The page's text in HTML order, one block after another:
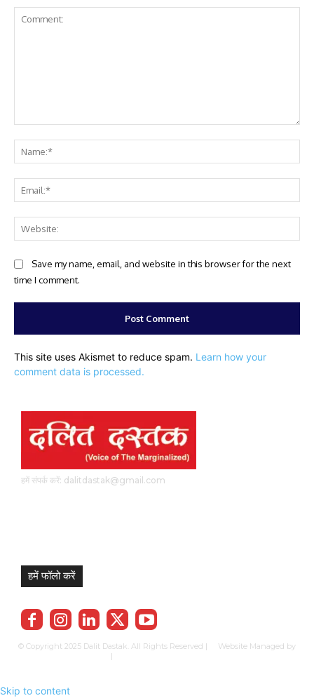
Save my name, email, and website in this browser for the next
time I comment.
This site uses Akismet to reduce spam. Learn how your
comment data is processed.
हमें संपर्क करें: dalitdastak@gmail.com
हमें फॉलो करें
© Copyright 2025 Dalit Dastak. All Rights Reserved | Website Managed by
|
Skip to content